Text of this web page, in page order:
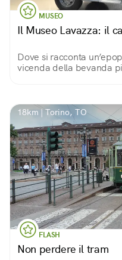
MUSEO
Il Museo Lavazza: il
Dove si racconta
vicenda della bevanda
18km | Torino, TO
FLASH
Non perdere il tram